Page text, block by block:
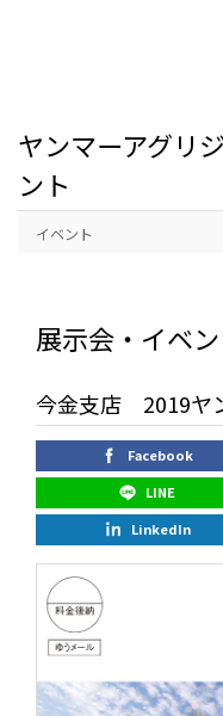
ヤンマーアグリ
ント
イベント
展示会・イベ
今金支店 2019ヤ
Facebook
LINE
LinkedIn